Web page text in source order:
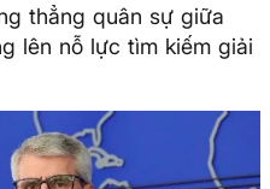
thẳng quân sự giữa
lên nỗ lực tìm kiếm giải